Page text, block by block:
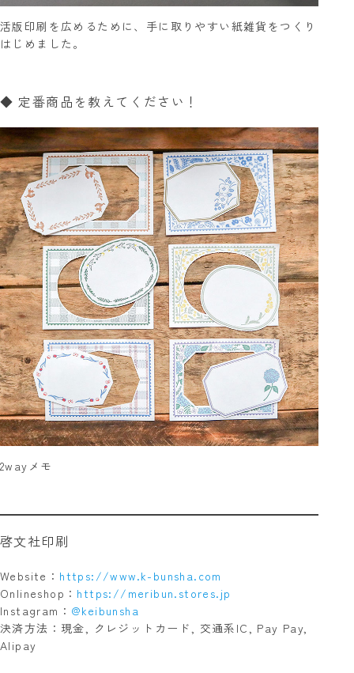
活版印刷を広めるために、手に取りやすい紙雑貨をつくり
はじめました。
◆ 定番商品を教えてください！
2wayメモ
啓文社印刷
Website： https://www.k-bunsha.com
Onlineshop： https://meribun.stores.jp
Instagram： @keibunsha
決済方法：現金, クレジットカード, 交通系IC, Pay Pay,
Alipay